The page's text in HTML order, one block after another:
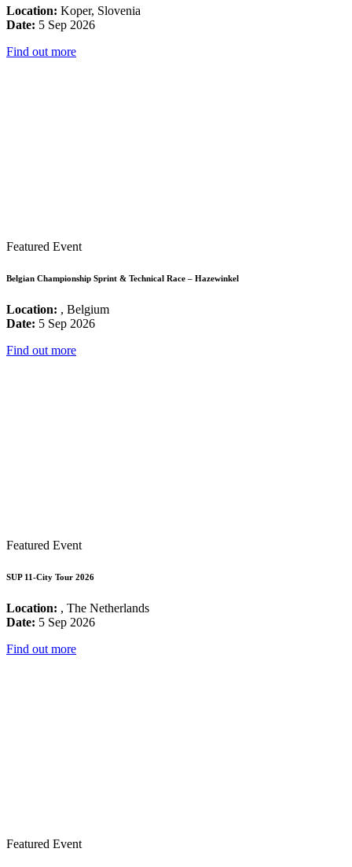
Location: Koper, Slovenia
Date: 5 Sep 2026
Find out more
Featured Event
Belgian Championship Sprint & Technical Race – Hazewinkel
Location: , Belgium
Date: 5 Sep 2026
Find out more
Featured Event
SUP 11-City Tour 2026
Location: , The Netherlands
Date: 5 Sep 2026
Find out more
Featured Event